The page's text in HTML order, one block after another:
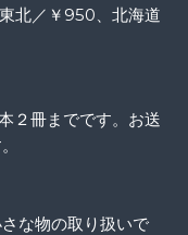
北／￥950、北海道
２冊までです。お送
な物の取り扱いで